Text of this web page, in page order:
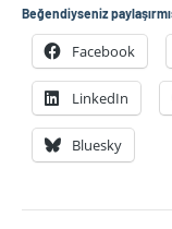
Beğendiyseniz
Facebook
LinkedIn
Bluesky